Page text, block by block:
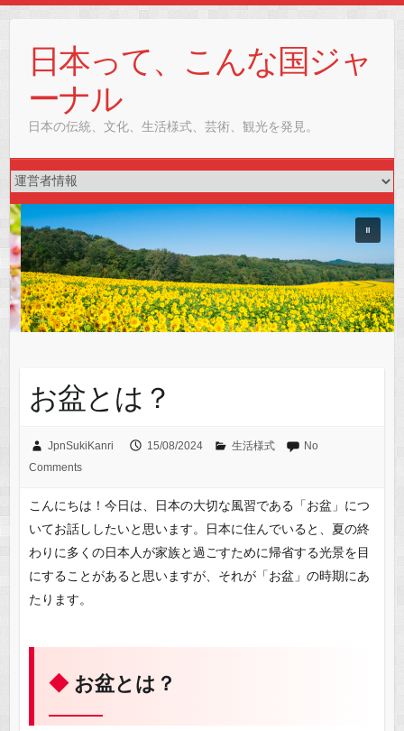
content日本って、こんな国ジャ
ーナル
日本の伝統、文化、生活様式、芸術、観光を発見。
お盆とは？
JpnSukiKanri 15/08/2024 生活様式
No
Comments
こんにちは！今日は、日本の大切な風習である「お盆」につ
いてお話ししたいと思います。日本に住んでいると、夏の終
わりに多くの日本人が家族と過ごすために帰省する光景を目
にすることがあると思いますが、それが「お盆」の時期にあ
たります。
お盆とは？